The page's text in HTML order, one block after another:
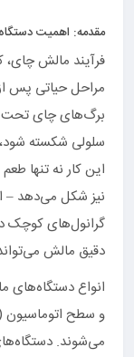
مقدمه: اهمیت
برگ‌های چای تحت
سلولی شکسته شود،
این کار نه تنها
دقیق مالش می‌تواند
انواع
و سطح اتوماسیون
می‌شوند.